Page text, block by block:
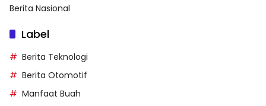
Berita Nasional
Label
Berita Teknologi
Berita Otomotif
Manfaat Buah